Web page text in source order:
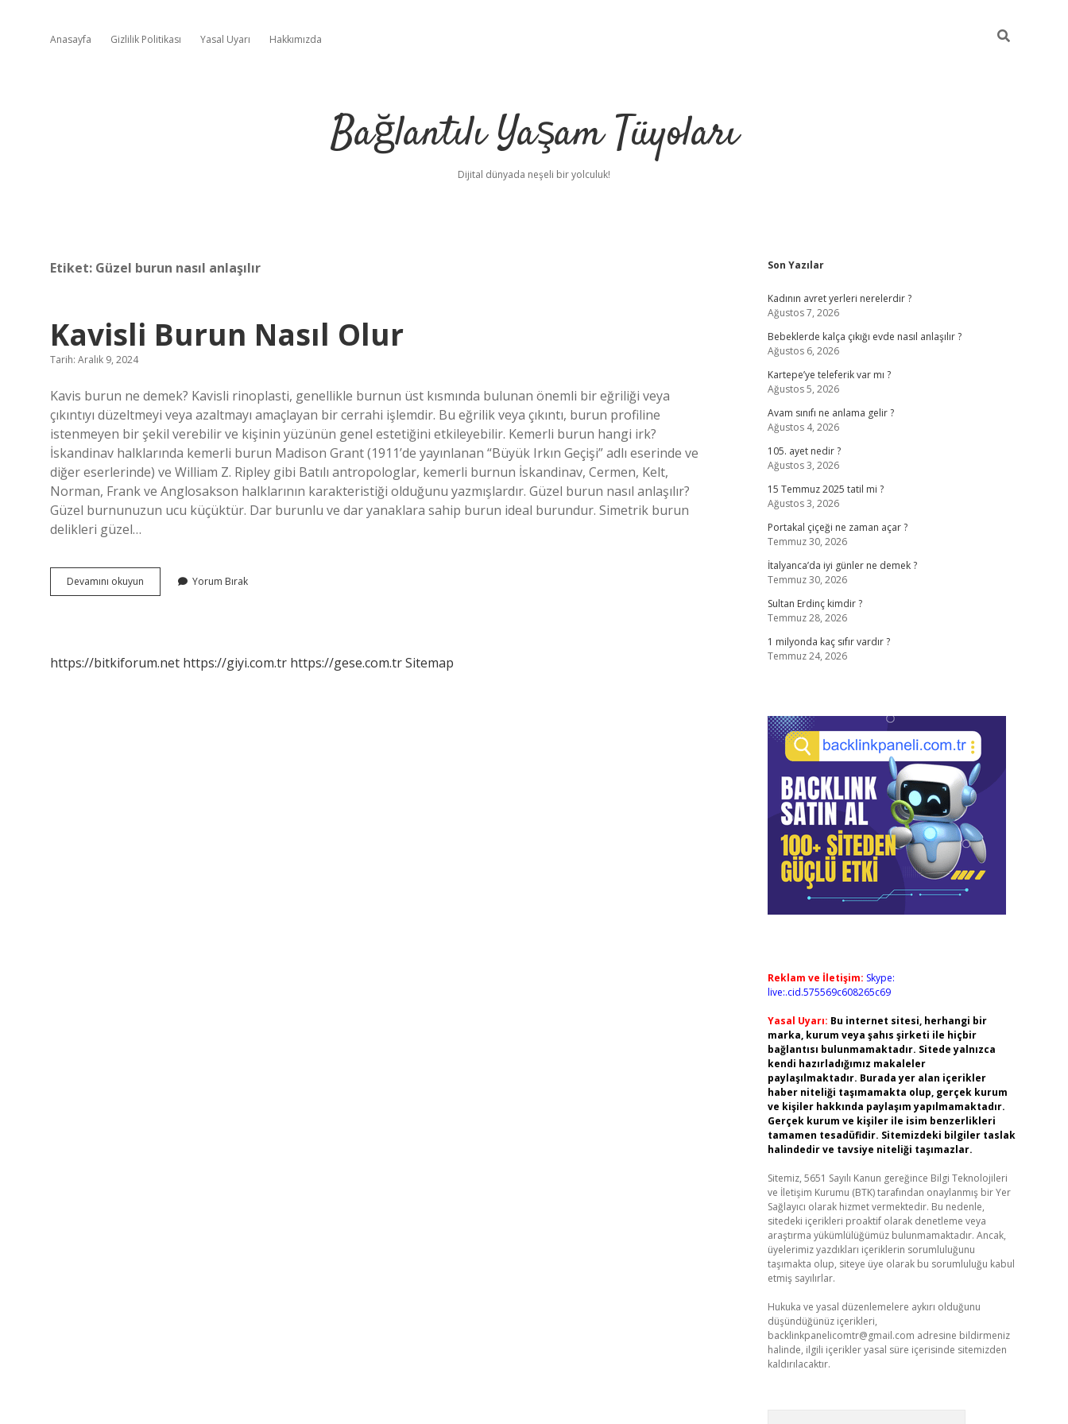
Anasayfa Gizlilik Politikası Yasal Uyarı Hakkımızda
Bağlantılı Yaşam Tüyoları
Dijital dünyada neşeli bir yolculuk!
Etiket: Güzel burun nasıl anlaşılır
Kavisli Burun Nasıl Olur
Tarih: Aralık 9, 2024
Kavis burun ne demek? Kavisli rinoplasti, genellikle burnun üst kısmında bulunan önemli bir eğriliği veya
çıkıntıyı düzeltmeyi veya azaltmayı amaçlayan bir cerrahi işlemdir. Bu eğrilik veya çıkıntı, burun profiline
istenmeyen bir şekil verebilir ve kişinin yüzünün genel estetiğini etkileyebilir. Kemerli burun hangi irk?
İskandinav halklarında kemerli burun Madison Grant (1911’de yayınlanan “Büyük Irkın Geçişi” adlı eserinde ve
diğer eserlerinde) ve William Z. Ripley gibi Batılı antropologlar, kemerli burnun İskandinav, Cermen, Kelt,
Norman, Frank ve Anglosakson halklarının karakteristiği olduğunu yazmışlardır. Güzel burun nasıl anlaşılır?
Güzel burnunuzun ucu küçüktür. Dar burunlu ve dar yanaklara sahip burun ideal burundur. Simetrik burun
delikleri güzel…
Devamını okuyun
Burun
Yorum Bırak
https://bitkiforum.net https://giyi.com.tr https://gese.com.trSitemap
Sidebar
Son Yazılar
Kadının avret yerleri nerelerdir ?
Ağustos 7, 2026
Bebeklerde kalça çıkığı evde nasıl anlaşılır ?
Ağustos 6, 2026
Kartepe’ye teleferik var mı ?
Ağustos 5, 2026
Avam sınıfı ne anlama gelir ?
Ağustos 4, 2026
105. ayet nedir ?
Ağustos 3, 2026
15 Temmuz 2025 tatil mi ?
Ağustos 3, 2026
Portakal çiçeği ne zaman açar ?
Temmuz 30, 2026
İtalyanca’da iyi günler ne demek ?
Temmuz 30, 2026
Sultan Erdinç kimdir ?
Temmuz 28, 2026
1 milyonda kaç sıfır vardır ?
Temmuz 24, 2026
Reklam ve İletişim: Skype:
live:.cid.575569c608265c69
Yasal Uyarı: Bu internet sitesi, herhangi bir
marka, kurum veya şahıs şirketi ile hiçbir
bağlantısı bulunmamaktadır. Sitede yalnızca
kendi hazırladığımız makaleler
paylaşılmaktadır. Burada yer alan içerikler
haber niteliği taşımamakta olup, gerçek kurum
ve kişiler hakkında paylaşım yapılmamaktadır.
Gerçek kurum ve kişiler ile isim benzerlikleri
tamamen tesadüfidir. Sitemizdeki bilgiler taslak
halindedir ve tavsiye niteliği taşımazlar.
Sitemiz, 5651 Sayılı Kanun gereğince Bilgi Teknolojileri
ve İletişim Kurumu (BTK) tarafından onaylanmış bir Yer
Sağlayıcı olarak hizmet vermektedir. Bu nedenle,
sitedeki içerikleri proaktif olarak denetleme veya
araştırma yükümlülüğümüz bulunmamaktadır. Ancak,
üyelerimiz yazdıkları içeriklerin sorumluluğunu
taşımakta olup, siteye üye olarak bu sorumluluğu kabul
etmiş sayılırlar.
Hukuka ve yasal düzenlemelere aykırı olduğunu
düşündüğünüz içerikleri,
backlinkpanelicomtr@gmail.com adresine bildirmeniz
halinde, ilgili içerikler yasal süre içerisinde sitemizden
kaldırılacaktır.